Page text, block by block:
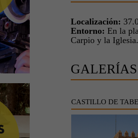
Localización:
Entorno: En la
Carpio y la Iglesia.
CASTILLO DE